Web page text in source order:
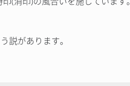
説があります。